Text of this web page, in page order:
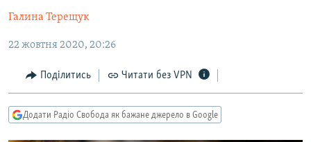
основної
Перейти
пошуку
ЕКОНОМІКА
СУСПІЛЬСТВО
КУЛЬТУРА
УКРАЇНА
РОСІЙСЬКА «ФІЛЬТРАЦІЯ»
ДОНБАС.РЕАЛІЇ
КРИМ.РЕАЛІЇ
СХЕМИ
Галина Терещук
22 жовтня 2020, 20:26
Поділитись Читати без VPN
Додати Радіо Свобода як бажане джерело в Google